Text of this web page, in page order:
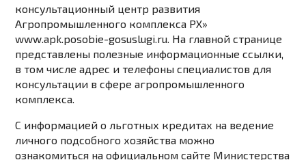
консультационный центр развития
Агропромышленного комплекса РХ»
www.apk.posobie-gosuslugi.ru. На главной странице
представлены полезные информационные ссылки,
в том числе адрес и телефоны специалистов для
консультации в сфере агропромышленного
комплекса.
С информацией о льготных кредитах на ведение
личного подсобного хозяйства можно
ознакомиться на официальном сайте Министерства